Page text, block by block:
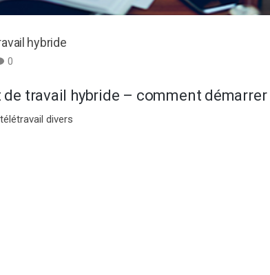
hybride
0
de travail hybride – comment démarrer
divers